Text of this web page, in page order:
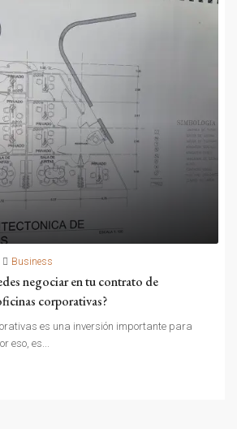
Business
negociar en tu contrato de
corporativas?
es una inversión importante para
eso, es...